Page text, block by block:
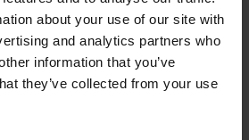
about your use of our site with
and analytics partners who
information that you’ve
they’ve collected from your use
en krijg
naadloos aansluit bij jouw
met regelmatige check-ins
in jouw